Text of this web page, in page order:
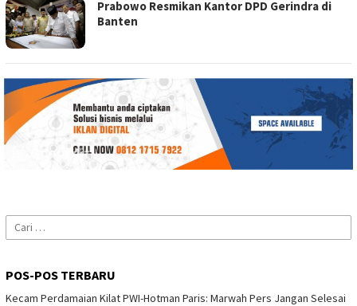
Prabowo Resmikan Kantor DPD Gerindra di
Banten
Cari
untuk:
POS-POS TERBARU
Kecam Perdamaian Kilat PWI-Hotman Paris: Marwah Pers Jangan Selesai